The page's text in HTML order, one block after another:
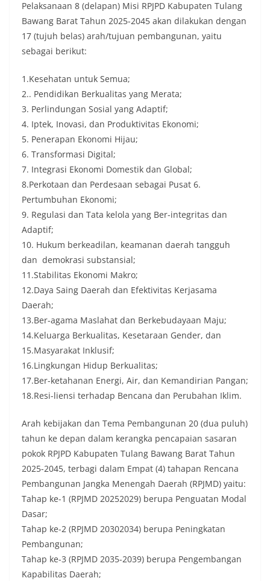
Pelaksanaan 8 (delapan) Misi RPJPD Kabupaten Tulang
Bawang Barat Tahun 2025-2045 akan dilakukan dengan
17 (tujuh belas) arah/tujuan pembangunan, yaitu
sebagai berikut:
1.Kesehatan untuk Semua;
2.. Pendidikan Berkualitas yang Merata;
3. Perlindungan Sosial yang Adaptif;
4. Iptek, Inovasi, dan Produktivitas Ekonomi;
5. Penerapan Ekonomi Hijau;
6. Transformasi Digital;
7. Integrasi Ekonomi Domestik dan Global;
8.Perkotaan dan Perdesaan sebagai Pusat 6.
Pertumbuhan Ekonomi;
9. Regulasi dan Tata kelola yang Ber-integritas dan
Adaptif;
10. Hukum berkeadilan, keamanan daerah tangguh
dan demokrasi substansial;
11.Stabilitas Ekonomi Makro;
12.Daya Saing Daerah dan Efektivitas Kerjasama
Daerah;
13.Ber-agama Maslahat dan Berkebudayaan Maju;
14.Keluarga Berkualitas, Kesetaraan Gender, dan
15.Masyarakat Inklusif;
16.Lingkungan Hidup Berkualitas;
17.Ber-ketahanan Energi, Air, dan Kemandirian Pangan;
18.Resi-liensi terhadap Bencana dan Perubahan Iklim.
Arah kebijakan dan Tema Pembangunan 20 (dua puluh)
tahun ke depan dalam kerangka pencapaian sasaran
pokok RPJPD Kabupaten Tulang Bawang Barat Tahun
2025-2045, terbagi dalam Empat (4) tahapan Rencana
Pembangunan Jangka Menengah Daerah (RPJMD) yaitu:
Tahap ke-1 (RPJMD 20252029) berupa Penguatan Modal
Dasar;
Tahap ke-2 (RPJMD 20302034) berupa Peningkatan
Pembangunan;
Tahap ke-3 (RPJMD 2035-2039) berupa Pengembangan
Kapabilitas Daerah;